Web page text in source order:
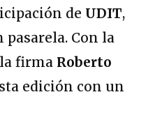
de UDIT,
pasarela. Con la
firma Roberto
edición con un